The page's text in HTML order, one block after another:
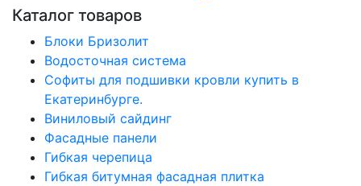
Каталог товаров
Блоки Бризолит
Водосточная система
Софиты для подшивки кровли купить в
Екатеринбурге.
Виниловый сайдинг
Фасадные панели
Гибкая черепица
Гибкая битумная фасадная плитка